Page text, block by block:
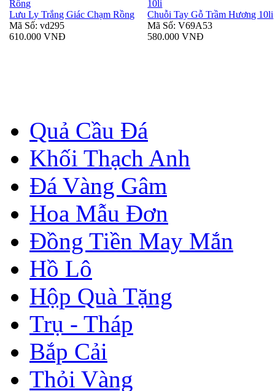
Lưu Ly Trắng Giác Chạm Rồng
Mã Số: vd295
610.000 VNĐ
Chuỗi Tay Gỗ Trầm Hương 10li
Mã Số: V69A53
580.000 VNĐ
Quả Cầu Đá
Khối Thạch Anh
Đá Vàng Gâm
Hoa Mẫu Đơn
Đồng Tiền May Mắn
Hồ Lô
Hộp Quà Tặng
Trụ - Tháp
Bắp Cải
Thỏi Vàng